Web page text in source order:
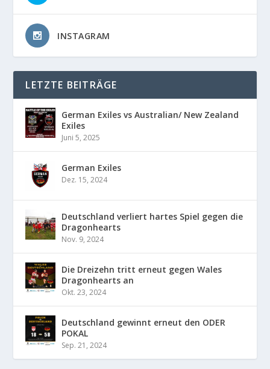
INSTAGRAM
LETZTE BEITRÄGE
German Exiles vs Australian/ New Zealand
Exiles
Juni 5, 2025
German Exiles
Dez. 15, 2024
Deutschland verliert hartes Spiel gegen die
Dragonhearts
Nov. 9, 2024
Die Dreizehn tritt erneut gegen Wales
Dragonhearts an
Okt. 23, 2024
Deutschland gewinnt erneut den ODER
POKAL
Sep. 21, 2024